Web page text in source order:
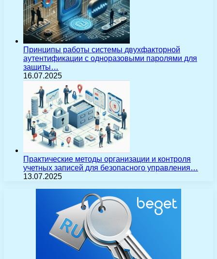
Принципы работы системы двухфакторной
аутентификации с одноразовыми паролями для
защиты…
16.07.2025
Практические методы организации и контроля
учетных записей для безопасного управления…
13.07.2025